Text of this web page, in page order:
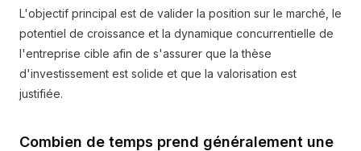
L'objectif principal est de valider la position sur le marché, le
potentiel de croissance et la dynamique concurrentielle de
l'entreprise cible afin de s'assurer que la thèse
d'investissement est solide et que la valorisation est
justifiée.
Combien de temps prend généralement une